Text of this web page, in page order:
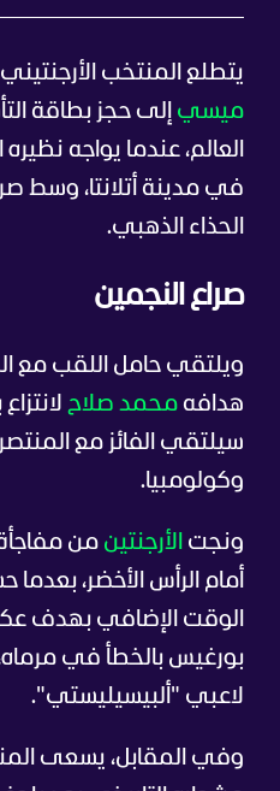
يتطلع المنتخب
ميسي إلى حجز بطاقة
العالم، عندما يواجه نظيره
في مدينة أتلانتا، وسط
الحذاء الذهبي.
صراع النجمين
ويلتقي حامل اللقب مع
هدافه محمد صلاح
سيلتقي الفائز مع
وكولومبيا.
ونجت الأرجنتين
أمام الرأس الأخضر،
الوقت الإضافي بهدف
بورغيس بالخطأ في
لاعبي "ألبيسيليستي".
وفي المقابل، يسعى